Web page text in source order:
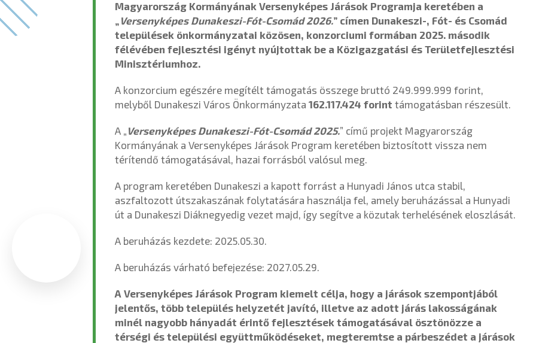
Magyarország Kormányának Versenyképes Járások Programja keretében a
„ Versenyképes Dunakeszi-Fót-Csomád 2026.” címen Dunakeszi-, Fót- és Csomád
települések önkormányzatai közösen, konzorciumi formában 2025. második
félévében fejlesztési igényt nyújtottak be a Közigazgatási és Területfejlesztési
Minisztériumhoz.
A konzorcium egészére megítélt támogatás összege bruttó 249.999.999 forint,
melyből Dunakeszi Város Önkormányzata 162.117.424 forint támogatásban részesült.
A „ Versenyképes Dunakeszi-Fót-Csomád 2025.” című projekt Magyarország
Kormányának a Versenyképes Járások Program keretében biztosított vissza nem
térítendő támogatásával, hazai forrásból valósul meg.
A program keretében Dunakeszi a kapott forrást a Hunyadi János utca stabil,
aszfaltozott útszakaszának folytatására használja fel, amely beruházással a Hunyadi
út a Dunakeszi Diáknegyedig vezet majd, így segítve a közutak terhelésének eloszlását.
A beruházás kezdete: 2025.05.30.
A beruházás várható befejezése: 2027.05.29.
A Versenyképes Járások Program kiemelt célja, hogy a járások szempontjából
jelentős, több település helyzetét javító, illetve az adott járás lakosságának
minél nagyobb hányadát érintő fejlesztések támogatásával ösztönözze a
térségi és települési együttműködéseket, megteremtse a párbeszédet a járások